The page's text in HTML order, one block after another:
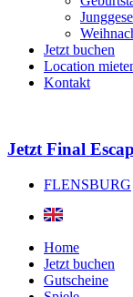
Jetzt buchen
Location
Kontakt
Jetzt Final
FLENSBURG
Home
Jetzt buchen
Gutscheine